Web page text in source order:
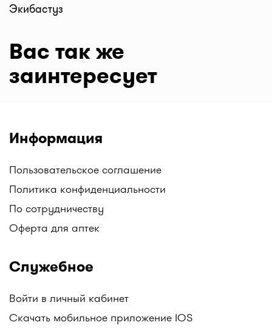
Экибастуз
Вас так же
заинтересует
Информация
Пользовательское соглашение
Политика конфиденциальности
По сотрудничеству
Оферта для аптек
Служебное
Войти в личный кабинет
Скачать мобильное приложение IOS